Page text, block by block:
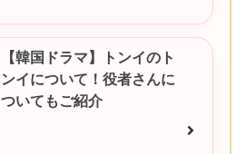
【韓国ドラマ】トンイのト
ンイについて！役者さんに
ついてもご紹介